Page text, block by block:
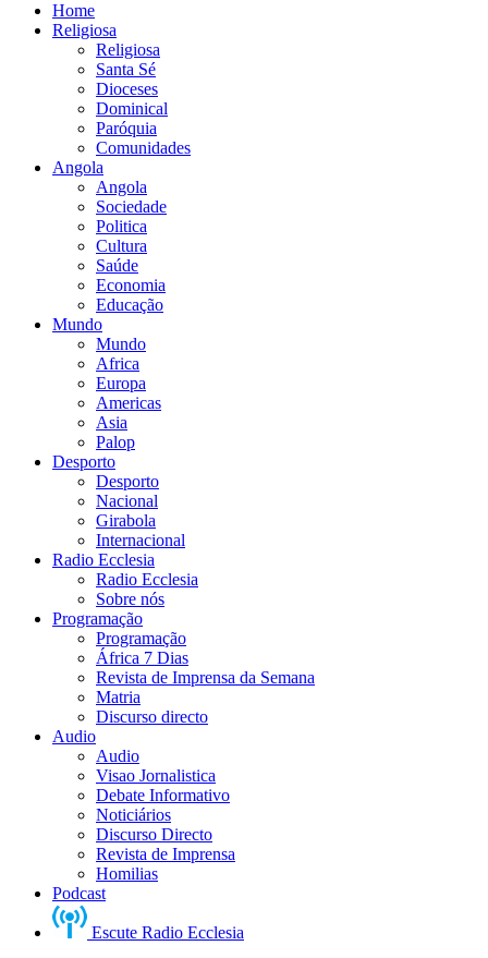
Home
Religiosa
Religiosa
Santa Sé
Dioceses
Dominical
Paróquia
Comunidades
Angola
Angola
Sociedade
Politica
Cultura
Saúde
Economia
Educação
Mundo
Mundo
Africa
Europa
Americas
Asia
Palop
Desporto
Desporto
Nacional
Girabola
Internacional
Radio Ecclesia
Radio Ecclesia
Sobre nós
Programação
Programação
África 7 Dias
Revista de Imprensa da Semana
Matria
Discurso directo
Audio
Audio
Visao Jornalistica
Debate Informativo
Noticiários
Discurso Directo
Revista de Imprensa
Homilias
Podcast
Escute Radio Ecclesia